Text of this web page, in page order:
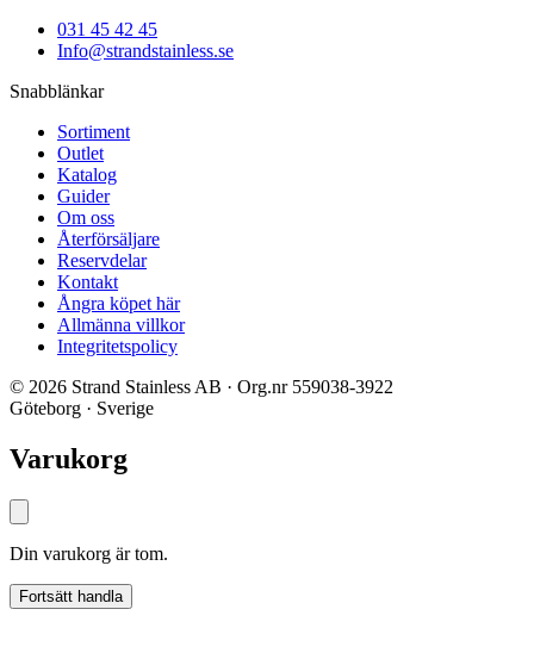
031 45 42 45
Info@strandstainless.se
Snabblänkar
Sortiment
Outlet
Katalog
Guider
Om oss
Återförsäljare
Reservdelar
Kontakt
Ångra köpet här
Allmänna villkor
Integritetspolicy
© 2026 Strand Stainless AB · Org.nr 559038-3922
Göteborg · Sverige
Varukorg
Din varukorg är tom.
Fortsätt handla